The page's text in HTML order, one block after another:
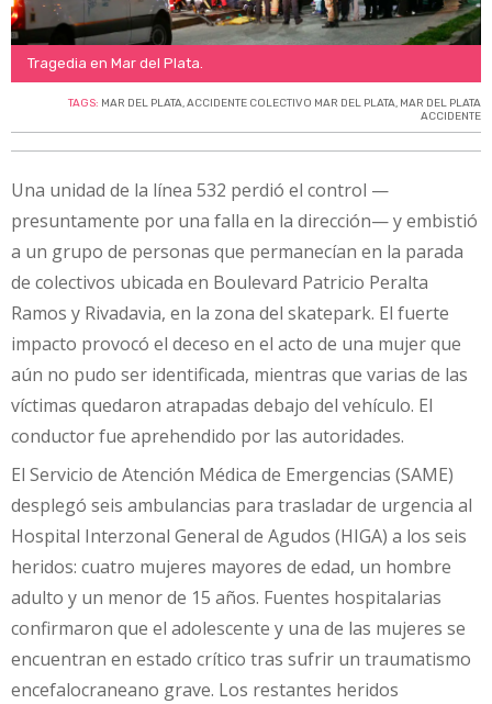
Tragedia en Mar del Plata.
TAGS: MAR DEL PLATA,ACCIDENTE COLECTIVO MAR DEL PLATA, MAR DEL PLATA
ACCIDENTE
Una unidad de la línea 532 perdió el control —
presuntamente por una falla en la dirección— y embistió
a un grupo de personas que permanecían en la parada
de colectivos ubicada en Boulevard Patricio Peralta
Ramos y Rivadavia, en la zona del skatepark. El fuerte
impacto provocó el deceso en el acto de una mujer que
aún no pudo ser identificada, mientras que varias de las
víctimas quedaron atrapadas debajo del vehículo. El
conductor fue aprehendido por las autoridades.
El Servicio de Atención Médica de Emergencias (SAME)
desplegó seis ambulancias para trasladar de urgencia al
Hospital Interzonal General de Agudos (HIGA) a los seis
heridos: cuatro mujeres mayores de edad, un hombre
adulto y un menor de 15 años. Fuentes hospitalarias
confirmaron que el adolescente y una de las mujeres se
encuentran en estado crítico tras sufrir un traumatismo
encefalocraneano grave. Los restantes heridos